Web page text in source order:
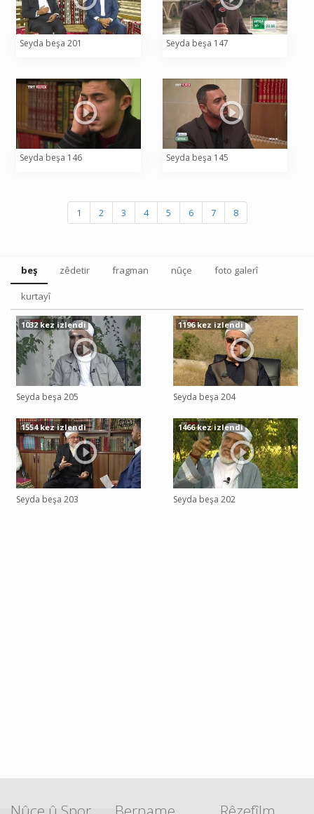
Seyda beşa 201 Seyda beşa 147
Seyda beşa 146 Seyda beşa 145
1 2 3 4 5 6 7 8
beş zêdetir fragman nûçe foto galerî
kurtayî
Seyda beşa 205
1032 kez izlendi
Seyda beşa 204
1196 kez izlendi
Seyda beşa 203
1554 kez izlendi
Seyda beşa 202
1466 kez izlendi